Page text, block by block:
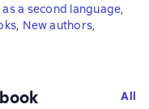
as a second language,
, New authors,
All